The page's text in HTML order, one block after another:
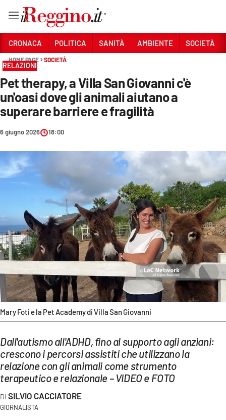
Sezioni
CRONACA
SANITÀ
AMBIENTE
SOCIETÀ
ECONOMIA E LAVORO
EVENTI
SPORT
Streaming
LAC ONAIR
LaC
LACPLAY.IT
CRONACA POLITICA SANITÀ AMBIENTE SOCIETÀ
HOME PAGE SOCIETÀ
RELAZIONI
Pet therapy, a Villa San Giovanni c'è
un'oasi dove gli animali aiutano a
superare barriere e fragilità
Mary Foti e la Pet Academy di Villa San Giovanni
6 giugno 2026 18:00
Dall'autismo all'ADHD, fino al supporto agli anziani:
crescono i percorsi assistiti che utilizzano la
relazione con gli animali come strumento
terapeutico e relazionale – VIDEO e FOTO
SILVIO CACCIATORE
GIORNALISTA